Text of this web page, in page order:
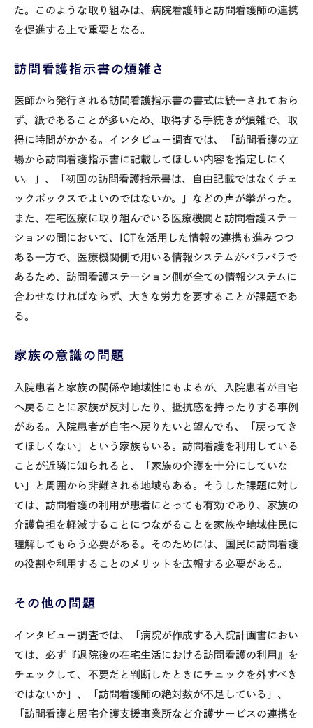
た。このような取り組みは、病院看護師と訪問看護師の連携
を促進する上で重要となる。
訪問看護指示書の煩雑さ
医師から発行される訪問看護指示書の書式は統一されておら
ず、紙であることが多いため、取得する手続きが煩雑で、取
得に時間がかかる。インタビュー調査では、「訪問看護の立
場から訪問看護指示書に記載してほしい内容を指定しにく
い。」、「初回の訪問看護指示書は、自由記載ではなくチェ
ックボックスでよいのではないか。」などの声が挙がった。
また、在宅医療に取り組んでいる医療機関と訪問看護ステー
ションの間において、
ICTを活用した情報の連携も進みつつ
ある一方で、医療機関側で用いる情報システムがバラバラで
あるため、訪問看護ステーション側が全ての情報システムに
合わせなければならず、大きな労力を要することが課題であ
る。
家族の意識の問題
入院患者と家族の関係や地域性にもよるが、入院患者が自宅
へ戻ることに家族が反対したり、抵抗感を持ったりする事例
がある。入院患者が自宅へ戻りたいと望んでも、「戻ってき
てほしくない」という家族もいる。訪問看護を利用している
ことが近隣に知られると、「家族の介護を十分にしていな
い」と周囲から非難される地域もある。そうした課題に対し
ては、訪問看護の利用が患者にとっても有効であり、家族の
介護負担を軽減することにつながることを家族や地域住民に
理解してもらう必要がある。そのためには、国民に訪問看護
の役割や利用することのメリットを広報する必要がある。
その他の問題
インタビュー調査では、「病院が作成する入院計画書におい
ては、必ず『退院後の在宅生活における訪問看護の利用』を
チェックして、不要だと判断したときにチェックを外すべき
ではないか」、「訪問看護師の絶対数が不足している」、
「訪問看護と居宅介護支援事業所など介護サービスの連携を